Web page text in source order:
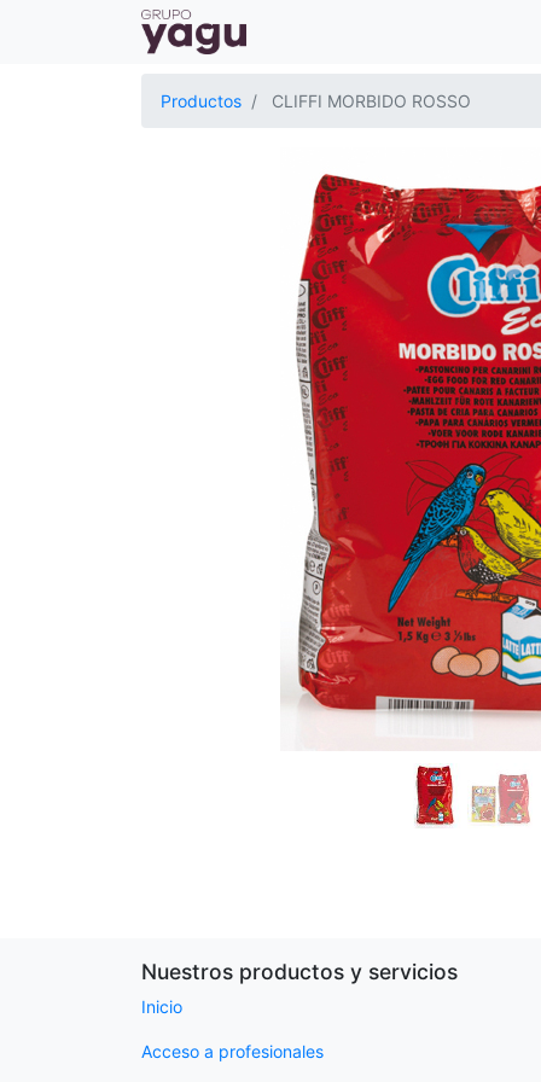
Productos CLIFFI MORBIDO ROSSO
Nuestros productos y servicios
Inicio
Acceso a profesionales